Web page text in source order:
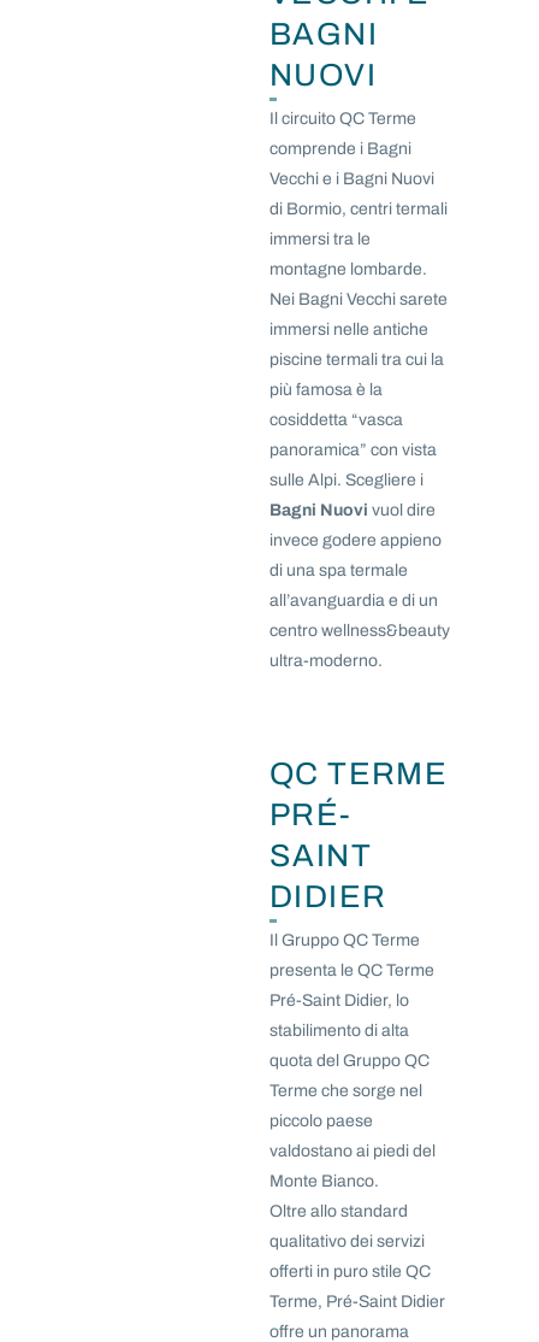
BAGNI
NUOVI
Il circuito QC Terme
comprende i Bagni
Vecchi e i Bagni Nuovi
di Bormio, centri termali
immersi tra le
montagne lombarde.
Nei Bagni Vecchi sarete
immersi nelle antiche
piscine termali tra cui la
più famosa è la
cosiddetta “vasca
panoramica” con vista
sulle Alpi. Scegliere i
Bagni Nuovi vuol dire
invece godere appieno
di una spa termale
all’avanguardia e di un
centro wellness&beauty
ultra-moderno.
QC TERME
PRÉ-
SAINT
DIDIER
Il Gruppo QC Terme
presenta le QC Terme
Pré-Saint Didier, lo
stabilimento di alta
quota del Gruppo QC
Terme che sorge nel
piccolo paese
valdostano ai piedi del
Monte Bianco.
Oltre allo standard
qualitativo dei servizi
offerti in puro stile QC
Terme, Pré-Saint Didier
offre un panorama